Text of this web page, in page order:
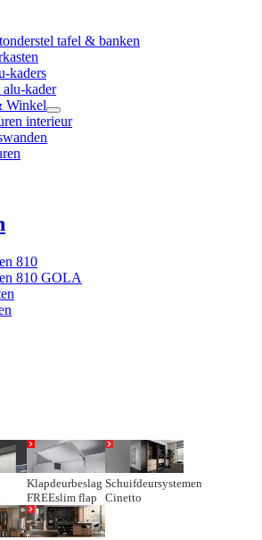
tafel & banken
kaders
alu-kader
Winkel
interieur
810
810 GOLA
Klapdeurbeslag
FREEslim flap
Schuifdeursystemen
Cinetto